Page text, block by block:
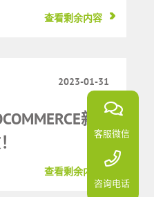
客服微信
咨询电话
查看剩余内容
2023-01-31
新
查看剩余内容